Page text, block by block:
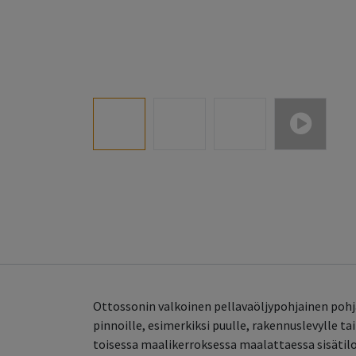
Ottossonin valkoinen pellavaöljypohjainen
pinnoille, esimerkiksi puulle, rakennuslevylle
toisessa maalikerroksessa maalattaessa